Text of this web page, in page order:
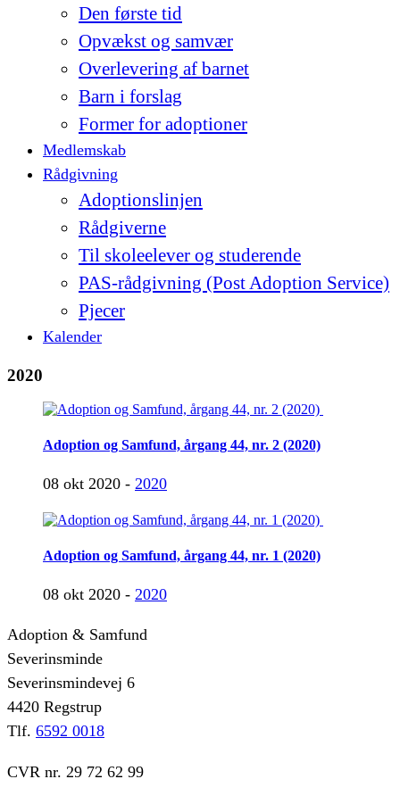
Den første tid
Opvækst og samvær
Overlevering af barnet
Barn i forslag
Former for adoptioner
Medlemskab
Rådgivning
Adoptionslinjen
Rådgiverne
Til skoleelever og studerende
PAS-rådgivning (Post Adoption Service)
Pjecer
Kalender
2020
Adoption og Samfund, årgang 44, nr. 2 (2020)
08 okt 2020 - 2020
Adoption og Samfund, årgang 44, nr. 1 (2020)
08 okt 2020 - 2020
Adoption & Samfund
Severinsminde
Severinsmindevej 6
4420 Regstrup
Tlf. 6592 0018
CVR nr. 29 72 62 99